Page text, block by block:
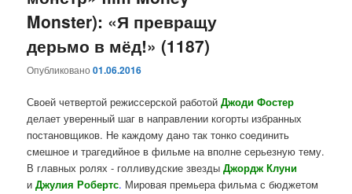
Monster): «Я превращу
дерьмо в мёд!» (1187)
Опубликовано01.06.2016
Своей четвертой режиссерской работойДжоди Фостер
делает уверенный шаг в направлении когорты избранных
постановщиков. Не каждому дано так тонко соединить
смешное и трагедийное в фильме на вполне серьезную тему.
В главных ролях - голливудские звездыДжордж Клуни
иДжулия Робертс. Мировая премьера фильма с бюджетом